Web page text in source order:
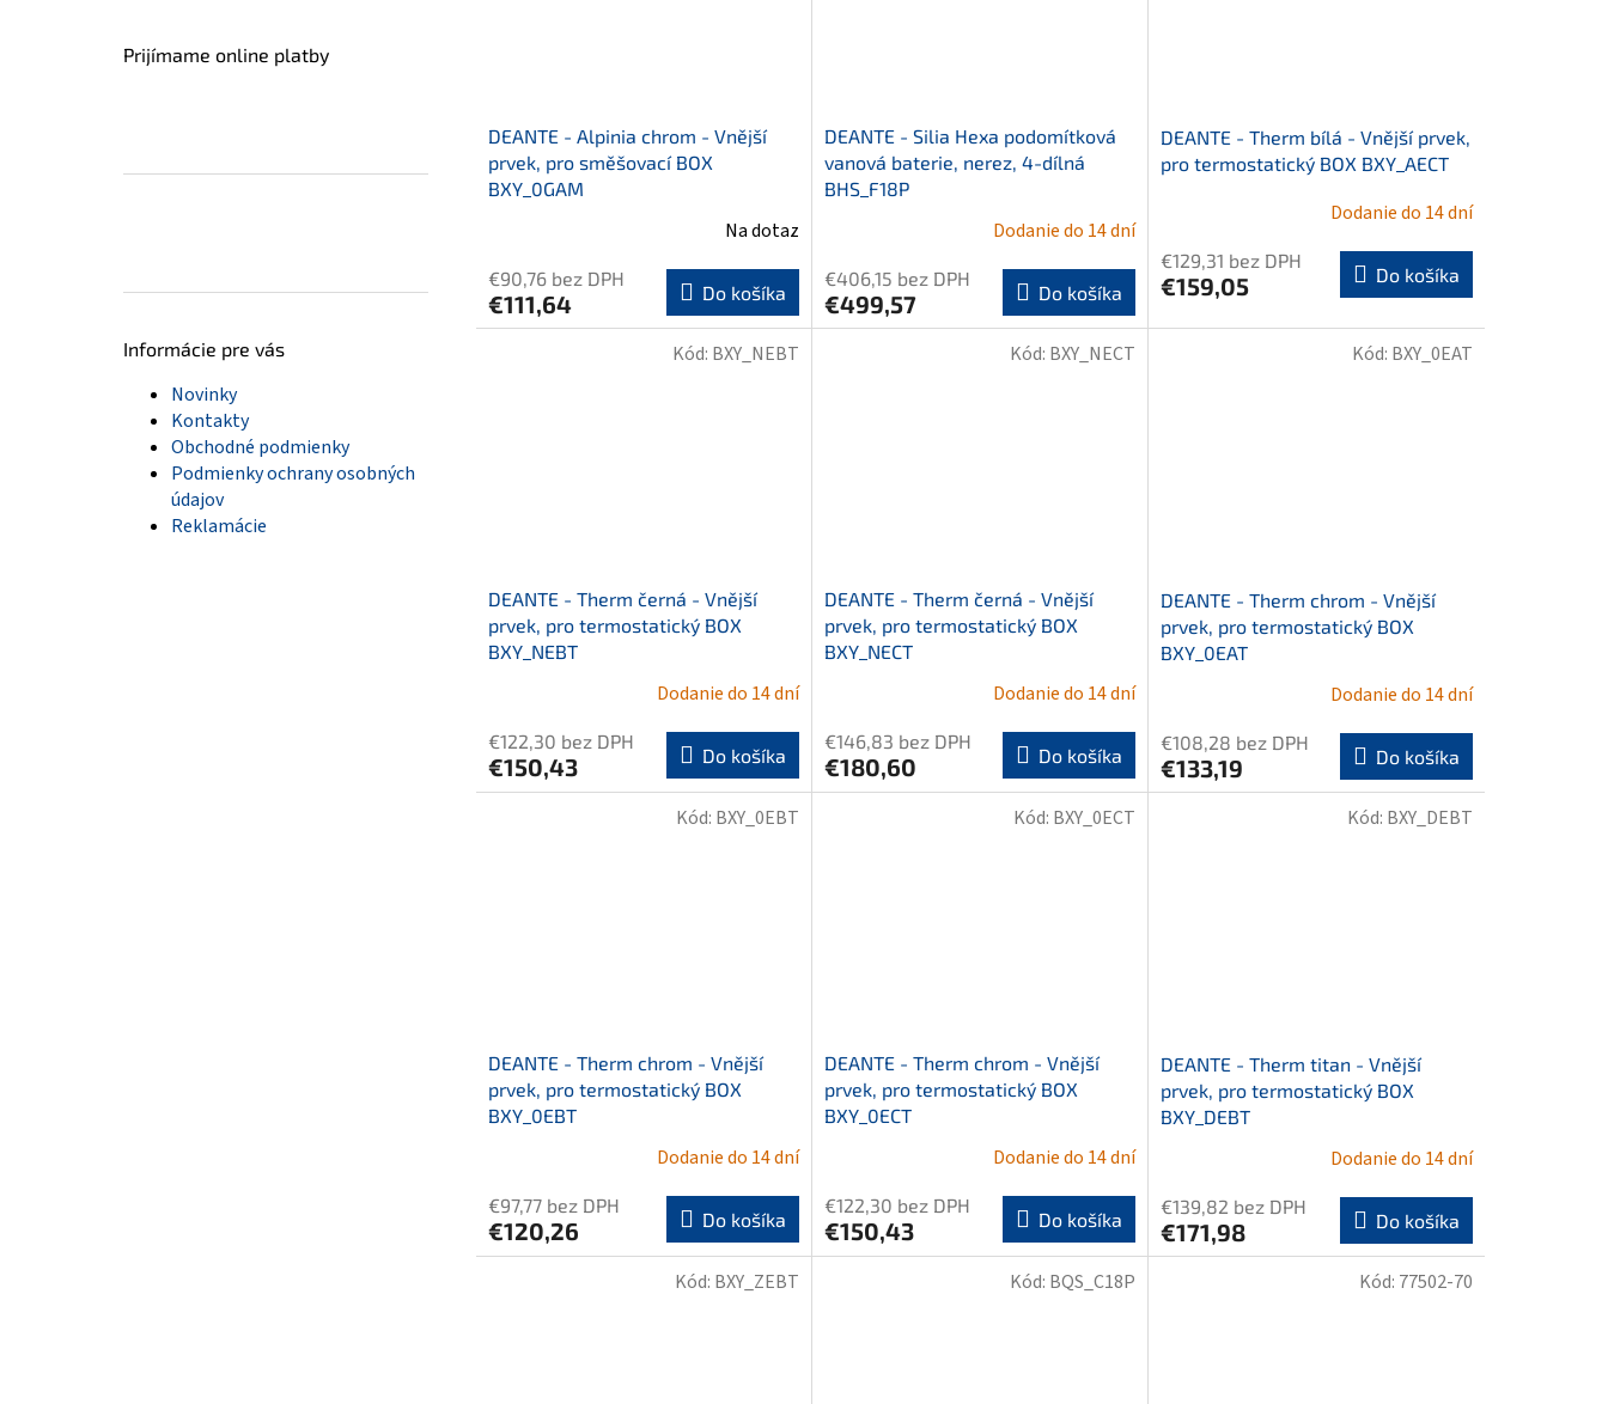
Prijímame online platby
Informácie pre vás
Novinky
Kontakty
Obchodné podmienky
Podmienky ochrany osobných
údajov
Reklamácie
DEANTE - Alpinia chrom - Vnější
prvek, pro směšovací BOX
BXY_0GAM
Na dotaz
€90,76 bez DPH
€111,64 Do košíka
DEANTE - Silia Hexa podomítková
vanová baterie, nerez, 4-dílná
BHS_F18P
Dodanie do 14 dní
€406,15 bez DPH
€499,57 Do košíka
DEANTE - Therm bílá - Vnější prvek,
pro termostatický BOX BXY_AECT
Dodanie do 14 dní
€129,31 bez DPH
€159,05 Do košíka
DEANTE - Therm černá - Vnější
prvek, pro termostatický BOX
BXY_NEBT
Dodanie do 14 dní
€122,30 bez DPH
€150,43 Do košíka
Kód: BXY_NEBT
DEANTE - Therm černá - Vnější
prvek, pro termostatický BOX
BXY_NECT
Dodanie do 14 dní
€146,83 bez DPH
€180,60 Do košíka
Kód: BXY_NECT
DEANTE - Therm chrom - Vnější
prvek, pro termostatický BOX
BXY_0EAT
Dodanie do 14 dní
€108,28 bez DPH
€133,19 Do košíka
Kód: BXY_0EAT
DEANTE - Therm chrom - Vnější
prvek, pro termostatický BOX
BXY_0EBT
Dodanie do 14 dní
€97,77 bez DPH
€120,26 Do košíka
Kód: BXY_0EBT
DEANTE - Therm chrom - Vnější
prvek, pro termostatický BOX
BXY_0ECT
Dodanie do 14 dní
€122,30 bez DPH
€150,43 Do košíka
Kód: BXY_0ECT
DEANTE - Therm titan - Vnější
prvek, pro termostatický BOX
BXY_DEBT
Dodanie do 14 dní
€139,82 bez DPH
€171,98 Do košíka
Kód: BXY_DEBT
Kód: BXY_ZEBT Kód: BQS_C18P Kód: 77502-70